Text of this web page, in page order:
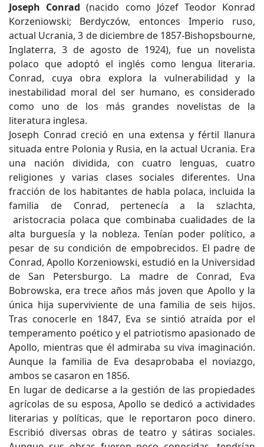
Joseph Conrad (nacido como Józef Teodor Konrad
Korzeniowski; Berdyczów, entonces Imperio ruso,
actual Ucrania, 3 de diciembre de 1857-Bishopsbourne,
Inglaterra, 3 de agosto de 1924), fue un novelista
polaco que adoptó el inglés como lengua literaria.​
Conrad, cuya obra explora la vulnerabilidad y la
inestabilidad moral del ser humano, es considerado
como uno de los más grandes novelistas de la
literatura inglesa.
Joseph Conrad creció en una extensa y fértil llanura
situada entre Polonia y Rusia, en la actual Ucrania. Era
una nación dividida, con cuatro lenguas, cuatro
religiones y varias clases sociales diferentes. Una
fracción de los habitantes de habla polaca, incluida la
familia de Conrad, pertenecía a la szlachta,
aristocracia polaca que combinaba cualidades de la
alta burguesía y la nobleza. Tenían poder político, a
pesar de su condición de empobrecidos. El padre de
Conrad, Apollo Korzeniowski, estudió en la Universidad
de San Petersburgo. La madre de Conrad, Eva
Bobrowska, era trece años más joven que Apollo y la
única hija superviviente de una familia de seis hijos.
Tras conocerle en 1847, Eva se sintió atraída por el
temperamento poético y el patriotismo apasionado de
Apollo, mientras que él admiraba su viva imaginación.
Aunque la familia de Eva desaprobaba el noviazgo,
ambos se casaron en 1856.
En lugar de dedicarse a la gestión de las propiedades
agrícolas de su esposa, Apollo se dedicó a actividades
literarias y políticas, que le reportaron poco dinero.
Escribió diversas obras de teatro y sátiras sociales.